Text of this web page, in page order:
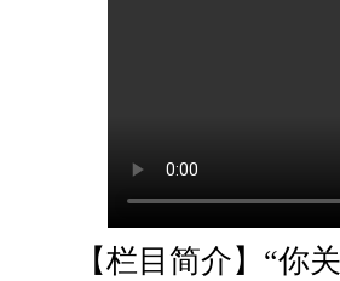
【栏目简介】“你关